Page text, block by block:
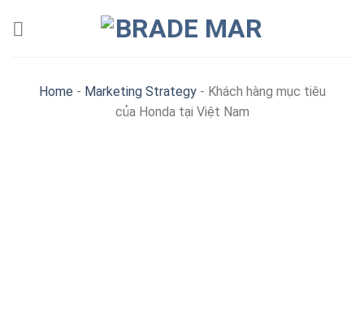
Home - Marketing Strategy- Khách hàng mục tiêu
của Honda tại Việt Nam